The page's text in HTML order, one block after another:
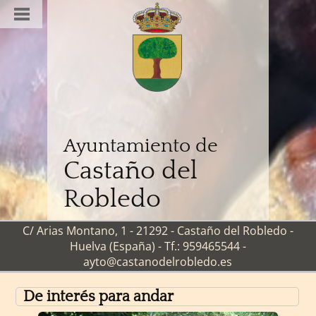
Ayuntamiento de
Castaño del
Robledo
C/ Arias Montano, 1 - 21292 - Castaño del Robledo -
Huelva (España) - Tf.: 959465544 -
ayto@castanodelrobledo.es
De interés para andar